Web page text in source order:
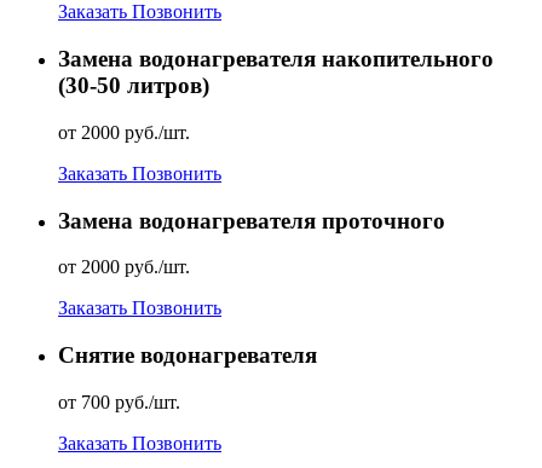
Заказать Позвонить
Замена водонагревателя накопительного
(30-50 литров)
от 2000 руб./шт.
Заказать Позвонить
Замена водонагревателя проточного
от 2000 руб./шт.
Заказать Позвонить
Снятие водонагревателя
от 700 руб./шт.
Заказать Позвонить